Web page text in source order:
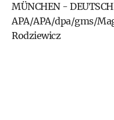
MÜNCHEN -
APA/APA/dpa/gms/
Rodziewicz